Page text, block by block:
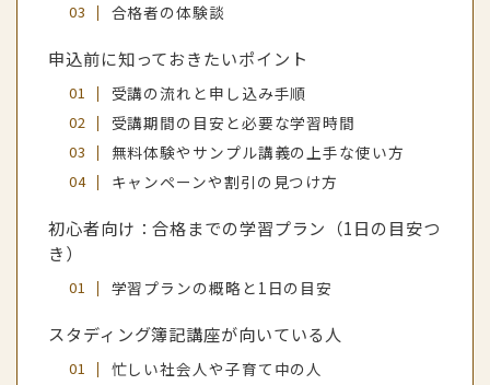
合格者の体験談
申込前に知っておきたいポイント
受講の流れと申し込み手順
受講期間の目安と必要な学習時間
無料体験やサンプル講義の上手な使い方
キャンペーンや割引の見つけ方
初心者向け：合格までの学習プラン（1日の目安つ
き）
学習プランの概略と1日の目安
スタディング簿記講座が向いている人
忙しい社会人や子育て中の人